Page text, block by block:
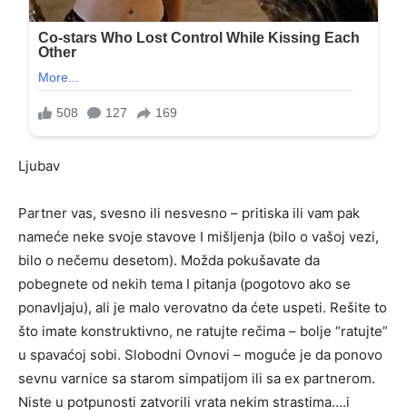
Ljubav
Partner vas, svesno ili nesvesno – pritiska ili vam pak
nameće neke svoje stavove I mišljenja (bilo o vašoj vezi,
bilo o nečemu desetom). Možda pokušavate da
pobegnete od nekih tema I pitanja (pogotovo ako se
ponavljaju), ali je malo verovatno da ćete uspeti. Rešite to
što imate konstruktivno, ne ratujte rečima – bolje “ratujte”
u spavaćoj sobi. Slobodni Ovnovi – moguće je da ponovo
sevnu varnice sa starom simpatijom ili sa ex partnerom.
Niste u potpunosti zatvorili vrata nekim strastima….i